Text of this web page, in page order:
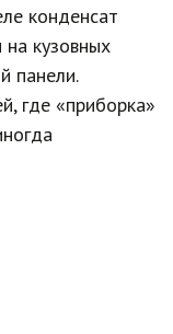
конденсат
кузовных
панели.
где «приборка»